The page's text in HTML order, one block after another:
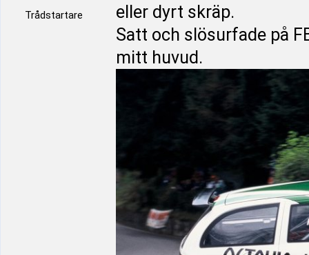
Trådstartare
eller dyrt skräp.
Satt och slösurfade på
mitt huvud.